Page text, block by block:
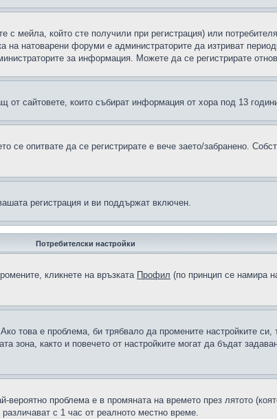
мейла, който сте получили при регистрация) или
натоварени форуми е администраторите да изтриват
за информация. Можете да се регистрирате
сайтовете, които събират информация от хора под 13
опитвате да се регистрирате е вече заето/забранено.
регистрация и ви поддържат включен.
Потребителски настройки
кликнете на връзката Профил (по принцип се намира
това е проблема, би трябвало да промените настройките
както и повечето от настройките могат да бъдат
проблема е в промяната на времето през лятото
с 1 час от реалното местно време.